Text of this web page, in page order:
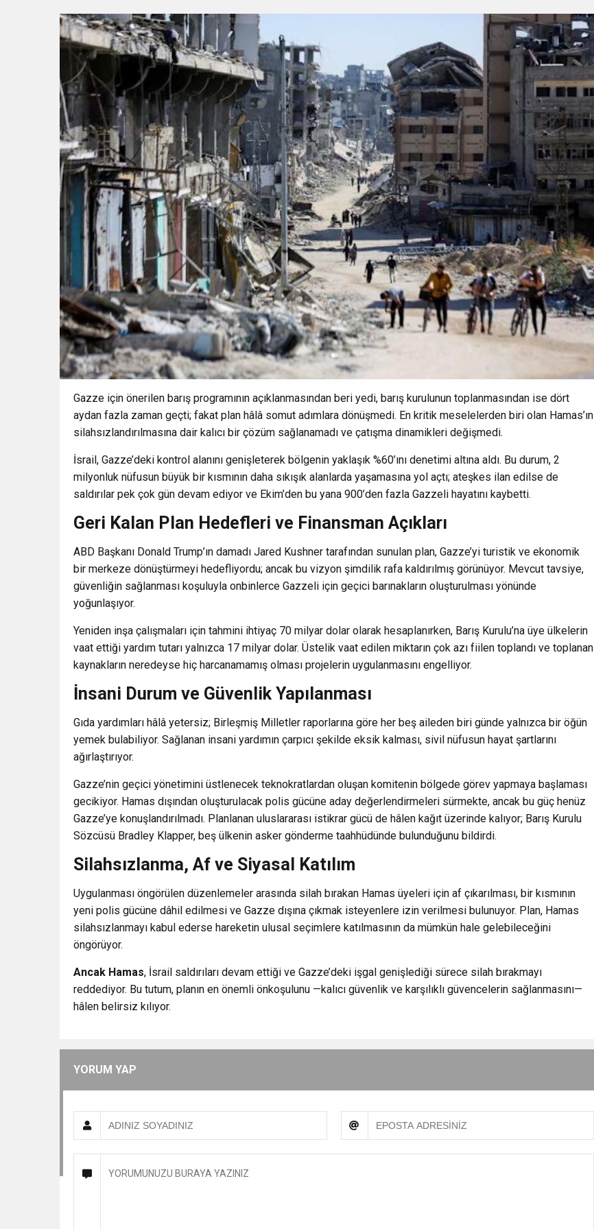
15:48 İzmir İtfaiyesi’ne 13,5 milyon Euro’luk teknoloji yatırımı
15:40 İzmir Yurttaş Meclisi 15 ilçeye ulaştı
15:37 Onat Tüneli İzmir trafiğine nefes aldıracak
15:34 Nilüfer’e 7 yeni park kazandırılıyor
15:31 Körfez’e nefes aldıran operasyon Manda ve Bostanlı temizlendi
16:01 MUSTAFA KESER’DEN MÜZİK VE KAHKAHA DOLU GECE
Gazze için önerilen barış programının açıklanmasından beri yedi, barış kurulunun toplanmasından ise dört
aydan fazla zaman geçti; fakat plan hâlâ somut adımlara dönüşmedi. En kritik meselelerden biri olan Hamas’ın
silahsızlandırılmasına dair kalıcı bir çözüm sağlanamadı ve çatışma dinamikleri değişmedi.
İsrail, Gazze’deki kontrol alanını genişleterek bölgenin yaklaşık %60’ını denetimi altına aldı. Bu durum, 2
milyonluk nüfusun büyük bir kısmının daha sıkışık alanlarda yaşamasına yol açtı; ateşkes ilan edilse de
saldırılar pek çok gün devam ediyor ve Ekim’den bu yana 900’den fazla Gazzeli hayatını kaybetti.
Geri Kalan Plan Hedefleri ve Finansman Açıkları
ABD Başkanı Donald Trump’ın damadı Jared Kushner tarafından sunulan plan, Gazze’yi turistik ve ekonomik
bir merkeze dönüştürmeyi hedefliyordu; ancak bu vizyon şimdilik rafa kaldırılmış görünüyor. Mevcut tavsiye,
güvenliğin sağlanması koşuluyla onbinlerce Gazzeli için geçici barınakların oluşturulması yönünde
yoğunlaşıyor.
Yeniden inşa çalışmaları için tahmini ihtiyaç 70 milyar dolar olarak hesaplanırken, Barış Kurulu’na üye ülkelerin
vaat ettiği yardım tutarı yalnızca 17 milyar dolar. Üstelik vaat edilen miktarın çok azı fiilen toplandı ve toplanan
kaynakların neredeyse hiç harcanamamış olması projelerin uygulanmasını engelliyor.
İnsani Durum ve Güvenlik Yapılanması
Gıda yardımları hâlâ yetersiz; Birleşmiş Milletler raporlarına göre her beş aileden biri günde yalnızca bir öğün
yemek bulabiliyor. Sağlanan insani yardımın çarpıcı şekilde eksik kalması, sivil nüfusun hayat şartlarını
ağırlaştırıyor.
Gazze’nin geçici yönetimini üstlenecek teknokratlardan oluşan komitenin bölgede görev yapmaya başlaması
gecikiyor. Hamas dışından oluşturulacak polis gücüne aday değerlendirmeleri sürmekte, ancak bu güç henüz
Gazze’ye konuşlandırılmadı. Planlanan uluslararası istikrar gücü de hâlen kağıt üzerinde kalıyor; Barış Kurulu
Sözcüsü Bradley Klapper, beş ülkenin asker gönderme taahhüdünde bulunduğunu bildirdi.
Silahsızlanma, Af ve Siyasal Katılım
Uygulanması öngörülen düzenlemeler arasında silah bırakan Hamas üyeleri için af çıkarılması, bir kısmının
yeni polis gücüne dâhil edilmesi ve Gazze dışına çıkmak isteyenlere izin verilmesi bulunuyor. Plan, Hamas
silahsızlanmayı kabul ederse hareketin ulusal seçimlere katılmasının da mümkün hale gelebileceğini
öngörüyor.
Ancak Hamas, İsrail saldırıları devam ettiği ve Gazze’deki işgal genişlediği sürece silah bırakmayı
reddediyor. Bu tutum, planın en önemli önkoşulunu —kalıcı güvenlik ve karşılıklı güvencelerin sağlanmasını—
hâlen belirsiz kılıyor.
YORUM YAP